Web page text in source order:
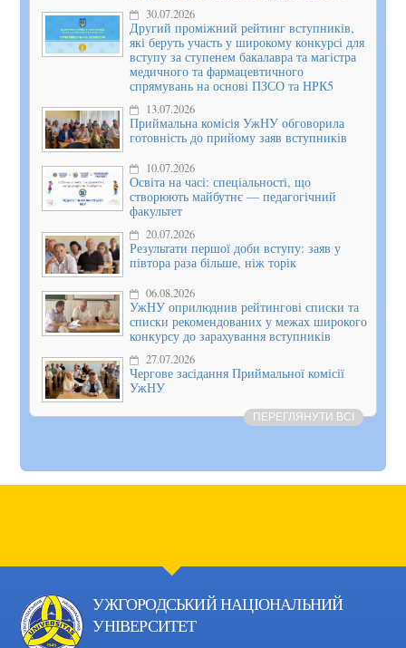
30.07.2026
Другий проміжний рейтинг вступників,
які беруть участь у широкому конкурсі для
вступу за ступенем бакалавра та магістра
медичного та фармацевтичного
спрямувань на основі ПЗСО та НРК5
13.07.2026
Приймальна комісія УжНУ обговорила
готовність до прийому заяв вступників
10.07.2026
Освіта на часі: спеціальності, що
створюють майбутнє — педагогічний
факультет
20.07.2026
Результати першої доби вступу: заяв у
півтора раза більше, ніж торік
06.08.2026
УжНУ оприлюднив рейтингові списки та
списки рекомендованих у межах широкого
конкурсу до зарахування вступників
27.07.2026
Чергове засідання Приймальної комісії
УжНУ
ПЕРЕГЛЯНУТИ ВСІ
УЖГОРОДСЬКИЙ НАЦІОНАЛЬНИЙ
УНІВЕРСИТЕТ